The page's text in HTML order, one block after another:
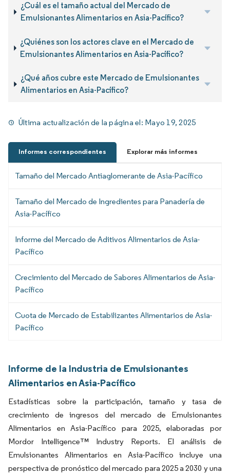
¿Cuál es el tamaño actual del Mercado de
Emulsionantes Alimentarios en Asia-Pacífico?
¿Quiénes son los actores clave en el Mercado de
Emulsionantes Alimentarios en Asia-Pacífico?
¿Qué años cubre este Mercado de Emulsionantes
Alimentarios en Asia-Pacífico?
Última actualización de la página el: Mayo 19, 2025
Informes correspondientes Explorar más informes
Tamaño del Mercado Antiaglomerante de Asia-Pacífico
Tamaño del Mercado de Ingredientes para Panadería de
Asia-Pacífico
Informe del Mercado de Aditivos Alimentarios de Asia-
Pacífico
Crecimiento del Mercado de Sabores Alimentarios de Asia-
Pacífico
Cuota de Mercado de Estabilizantes Alimentarios de Asia-
Pacífico
Informe de la Industria de Emulsionantes
Alimentarios en Asia-Pacífico
Estadísticas sobre la participación, tamaño y tasa de
crecimiento de ingresos del mercado de Emulsionantes
Alimentarios en Asia-Pacífico para 2025, elaboradas por
Mordor Intelligence™ Industry Reports. El análisis de
Emulsionantes Alimentarios en Asia-Pacífico incluye una
perspectiva de pronóstico del mercado para 2025 a 2030 y una